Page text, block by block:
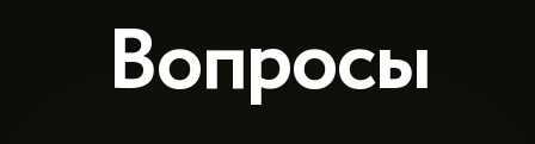
Вопросы